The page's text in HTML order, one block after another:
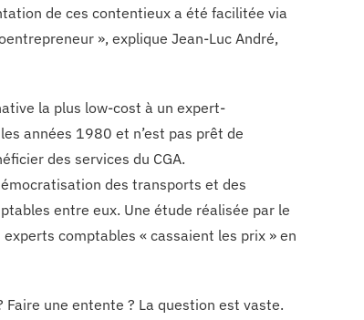
de ces contentieux a été facilitée via
», explique Jean-Luc André,
la plus low-cost à un expert-
années 1980 et n’est pas prêt de
des services du CGA.
des transports et des
entre eux. Une étude réalisée par le
comptables « cassaient les prix » en
une entente ? La question est vaste.